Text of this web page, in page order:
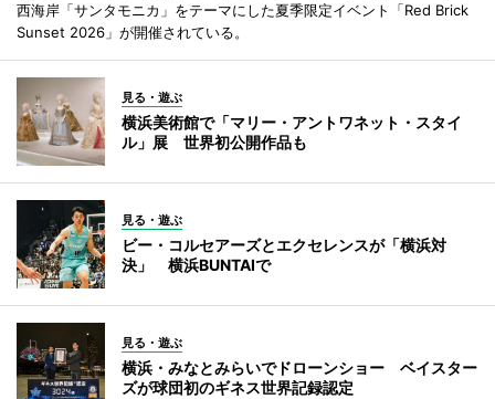
西海岸「サンタモニカ」をテーマにした夏季限定イベント「Red Brick
Sunset 2026」が開催されている。
見る・遊ぶ
横浜美術館で「マリー・アントワネット・スタイ
ル」展 世界初公開作品も
見る・遊ぶ
ビー・コルセアーズとエクセレンスが「横浜対
決」 横浜BUNTAIで
見る・遊ぶ
横浜・みなとみらいでドローンショー ベイスター
ズが球団初のギネス世界記録認定